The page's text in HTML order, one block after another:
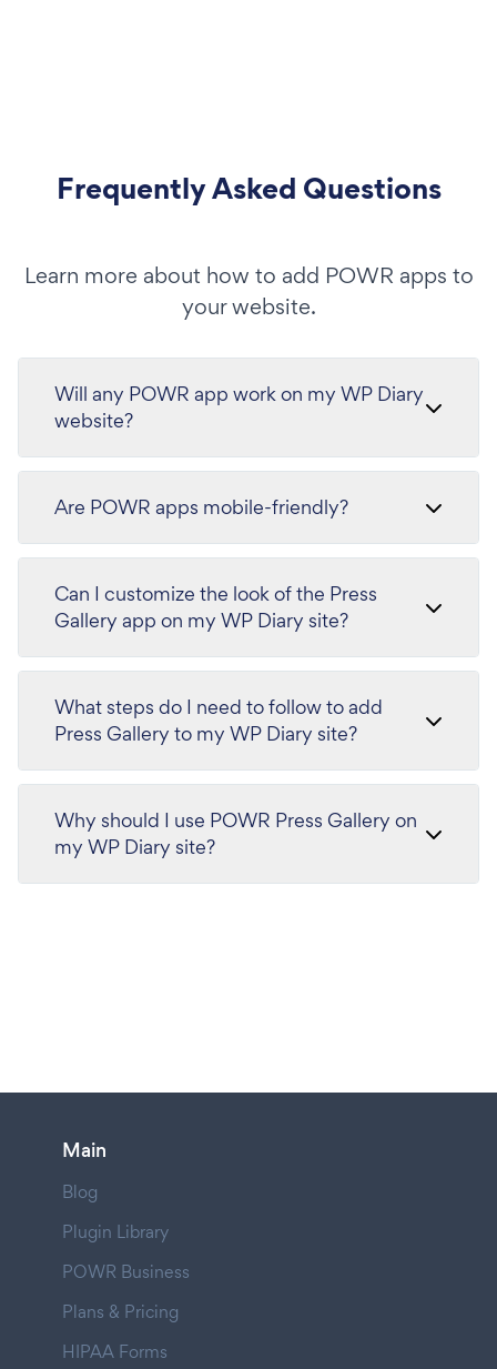
Frequently Asked Questions
Learn more about how to add POWR apps to
your website.
Will any POWR app work on my WP Diary
website?
Are POWR apps mobile-friendly?
Can I customize the look of the Press
Gallery app on my WP Diary site?
What steps do I need to follow to add
Press Gallery to my WP Diary site?
Why should I use POWR Press Gallery on
my WP Diary site?
Main
Blog
Plugin Library
POWR Business
Plans & Pricing
HIPAA Forms